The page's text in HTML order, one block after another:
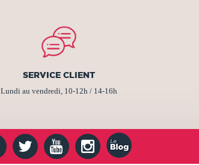
SERVICE CLIENT
Lundi au vendredi, 10-12h / 14-16h